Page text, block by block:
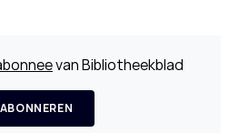
van Bibliotheekblad
ABONNEREN